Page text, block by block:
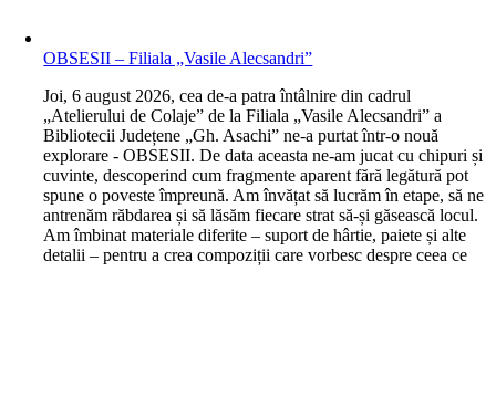
OBSESII – Filiala „Vasile Alecsandri”
Joi, 6 august 2026, cea de-a patra întâlnire din cadrul
„Atelierului de Colaje” de la Filiala „Vasile Alecsandri” a
Bibliotecii Județene „Gh. Asachi” ne-a purtat într-o nouă
explorare - OBSESII. De data aceasta ne-am jucat cu chipuri și
cuvinte, descoperind cum fragmente aparent fără legătură pot
spune o poveste împreună. Am învățat să lucrăm în etape, să ne
antrenăm răbdarea și să lăsăm fiecare strat să-și găsească locul.
Am îmbinat materiale diferite – suport de hârtie, paiete și alte
detalii – pentru a crea compoziții care vorbesc despre ceea ce